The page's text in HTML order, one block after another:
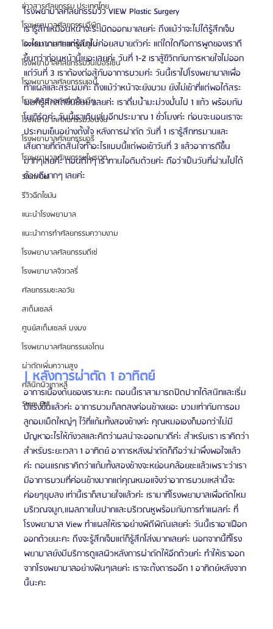
ข่าวสารศัลยกรรม ประเทศไทย
โรงพยาบาลศัลยกรรมอีพิก
โรงพยาบาลศัลยกรรมยูโน
โรงพยาบาลศัลยกรรมวันเปอร์เซ็น
โรงพยาบาลศัลยกรรมเอบี
โรงพยาบาลศัลยกรรมอียู
โรงพยาบาลศัลยกรรมวอนจิน
โรงพยาบาลศัลยกรรมอูรี
โรงพยาบาลศัลยกรรมไพรเวท
Stem Cell
รีวิวฉีดไขมัน
แนะนำโรงพยาบาล
แนะนำการทำศัลยกรรมความงาม
โรงพยาบาลศัลยกรรมดีเซ่
โรงพยาบาลจิวเวลรี่
ศัลยกรรมชะลอวัย
สเต็มเซลล์
ศูนย์สเต็มเซลล์ บงบง
โรงพยาบาลศัลยกรรมเอโตน
ผ่าตัดเพิ่มความสูง
คลินิกผิวเกาหลี
Stem Cell
โรงพยาบาลศัลยกรรมวิว VIEW Plastic Surgery
เรารู้สึกเหมือนหน้าจะระเบิดออกมาเลยค่ะ ถึงแม้ว่าจะไม่ได้รู้สึกเจ็บ
อะไรมากมายแต่รู้สึกไม่ค่อยสบายตัวค่ะ แต่ใดใดคือการพูดของเราดี
ขึ้นกว่าก่อนหน้านี้เยอะเลยค่ะ วันที่ 1-2 เราสู้ฃีวิตกับการหายใจไม่ออก
แต่วันที่ 3 เราต้องต่อสู้กับอาการบวมค่ะ วันนี้เราไปโรงพยาบาลเพื่อ
ทำแผลและสระผมค่ะ ถึงแม้ว่าหน้าจะยังบวม ยังไม่เข้าที่แต่พอได้สระ
ผมก็รู้สึกสดชื่นขึ้นมาเลยค่ะ เราดื่มน้ำมะม่วงปั่นไป 1 แก้ว พร้อมกับ
โยเกิร์ตค่ะ วันนี้เราเดินเล่นอีกประมาณ 1 ชั่วโมงค่ะ ก่อนจะนอนเราจะ
ประคบเย็นอย่างตั้งใจ หลังการผ่าตัด วันที่ 1 เรารู้สึกทรมานและ
เสียดายที่ตัดสินใจทำอะไรแบบนี้แต่พอเข้าวันที่ 3 แล้วอาการดีขึ้น
มากๆเลยค่ะ ตอนดึกๆ เราทานไอติมด้วยค่ะ ถือว่าเป็นวันที่ผ่านไปได้
ด้วยดีมากๆ เลยค่ะ
| หลังการผ่าตัด 1 อาทิตย์
อาการเบื้องต้นของเรานะคะ ตอนนี้เราสามารถปิดปากได้สนิทและเริ่ม
มีแรงขึ้นแล้วค่ะ อาการบวมก็ลดลงค่อนข้างเยอะ บวมเท่ากับการอม
ลูกอมเม็ดใหญ่ๆ ไว้ที่แก้มทั้งสองข้างค่ะ คุณหมอเองก็บอกว่าไม่มี
ปัญหาอะไรให้กังวลและคิดว่าผลน่าจะออกมาดีค่ะ สำหรับเรา เราคิดว่า
สำหรับระยะเวลา 1 อาทิตย์ อาการหลังผ่าตัดก็ถือว่าน่าพึ่งพอใจแล้ว
ค่ะ ตอนแรกเราคิดว่าแก้มทั้งสองข้างจะหย่อนคล้อยซะแล้วเพราะว่าเรา
มีอาการบวมที่ค่อนข้างมากแต่คุณหมอแจ้งว่าอาการบวมเหล่านี้จะ
ค่อยๆยุบลง เท่านี้เราก็สบายใจแล้วค่ะ เรามาที่โรงพยาบาลเพื่อตัดไหม
บริเวณจมูก,แผลภายในปากและบริเวณหูพร้อมกับการทำแผลค่ะ ที่
โรงพยาบาล View ทำแผลให้เราอย่างพิถีพิถันเลยค่ะ วันนี้เราเอาเฝือก
ออกด้วยนะคะ ถึงจะรู้สึกเจ็บแต่ก็รู้สึกโล่งมากเลยค่ะ นอกจากนี้ที่โรง
พยาบาลยังมีบริการดูแลผิวหลังการผ่าตัดให้อีกด้วยค่ะ ทำให้เราออก
จากโรงพยาบาลอย่างฟินๆเลยค่ะ เราจะตั้งตารออีก 1 อาทิตย์หลังจาก
นี้นะคะ